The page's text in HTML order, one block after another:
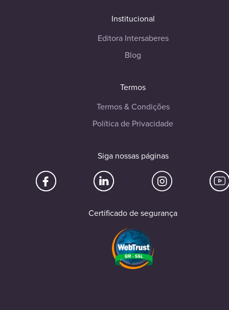
Institucional
Editora Intersaberes
Blog
Termos
Termos & Condições
Política de Privacidade
Siga nossas páginas
Certificado de segurança